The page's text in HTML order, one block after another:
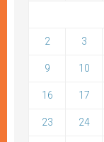
2 3
9 10
16 17
23 24